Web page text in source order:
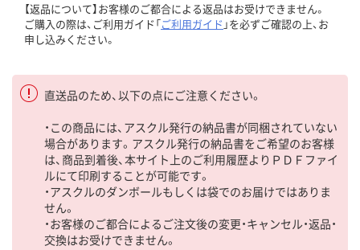
【返品について】お客様のご都合による返品はお受けできません。
ご購入の際は、ご利用ガイド「ご利用ガイド 」を必ずご確認の上、お
申し込みください。
直送品のため、以下の点にご注意ください。
・この商品には、アスクル発行の納品書が同梱されていない
場合があります。アスクル発行の納品書をご希望のお客様
は、商品到着後、本サイト上のご利用履歴よりＰＤＦファイ
ルにて印刷することが可能です。
・アスクルのダンボールもしくは袋でのお届けではありま
せん。
・お客様のご都合によるご注文後の変更・キャンセル・返品・
交換はお受けできません。